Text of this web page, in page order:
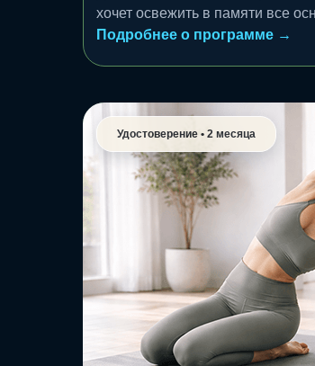
хочет освежить в памяти все
Подробнее о программе →
Удостоверение • 2 месяца